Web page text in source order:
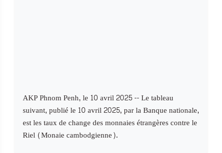
AKP Phnom Penh, le 10 avril 2025 -- Le tableau
suivant, publié le 10 avril 2025, par la Banque nationale,
est les taux de change des monnaies étrangères contre le
Riel (Monaie cambodgienne).